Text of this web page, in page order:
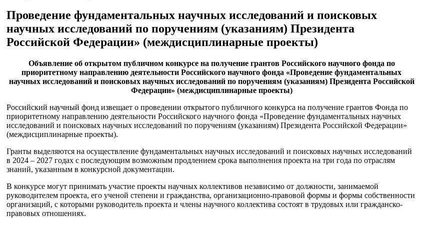
Проведение фундаментальных научных исследований и поисковых
научных исследований по поручениям (указаниям) Президента
Российской Федерации» (междисциплинарные проекты)
Объявление об открытом публичном конкурсе на получение грантов Российского научного фонда по
приоритетному направлению деятельности Российского научного фонда «Проведение фундаментальных
научных исследований и поисковых научных исследований по поручениям (указаниям) Президента Российской
Федерации» (междисциплинарные проекты)
Российский научный фонд извещает о проведении открытого публичного конкурса на получение грантов Фонда по
приоритетному направлению деятельности Российского научного фонда «Проведение фундаментальных научных
исследований и поисковых научных исследований по поручениям (указаниям) Президента Российской Федерации»
(междисциплинарные проекты).
Гранты выделяются на осуществление фундаментальных научных исследований и поисковых научных исследований
в 2024 – 2027 годах с последующим возможным продлением срока выполнения проекта на три года по отраслям
знаний, указанным в конкурсной документации.
В конкурсе могут принимать участие проекты научных коллективов независимо от должности, занимаемой
руководителем проекта, его ученой степени и гражданства, организационно-правовой формы и формы собственности
организаций, с которыми руководитель проекта и члены научного коллектива состоят в трудовых или гражданско-
правовых отношениях.